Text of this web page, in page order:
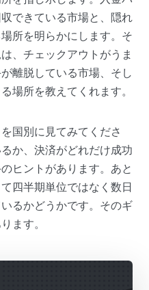
できている市場と、隠れ
所を明らかにします。そ
、チェックアウトがうま
離脱している市場、そし
場所を教えてくれます。
国別に見てみてくださ
か、決済がどれだけ成功
ヒントがあります。あと
四半期単位ではなく数日
るかどうかです。そのギ
ます。